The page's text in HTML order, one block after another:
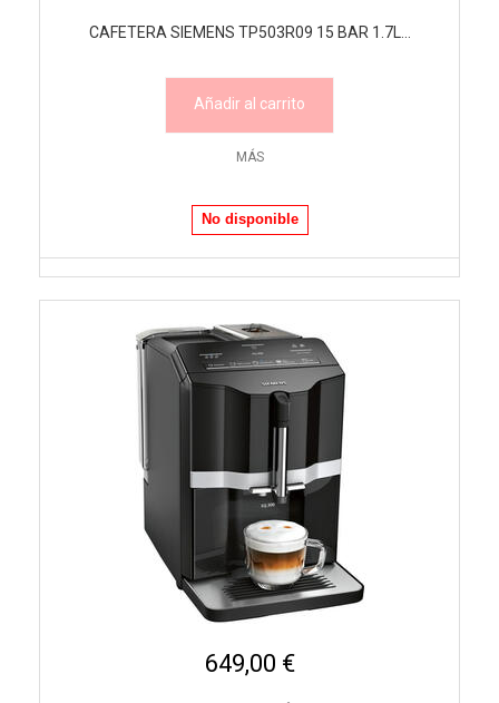
CAFETERA SIEMENS TP503R09 15 BAR 1.7L...
Añadir al carrito
MÁS
No disponible
649,00 €